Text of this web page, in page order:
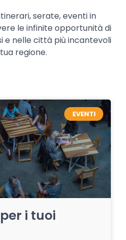
serate, eventi in
le infinite opportunità di
e nelle città più incantevoli
regione.
EVENTI
i tuoi